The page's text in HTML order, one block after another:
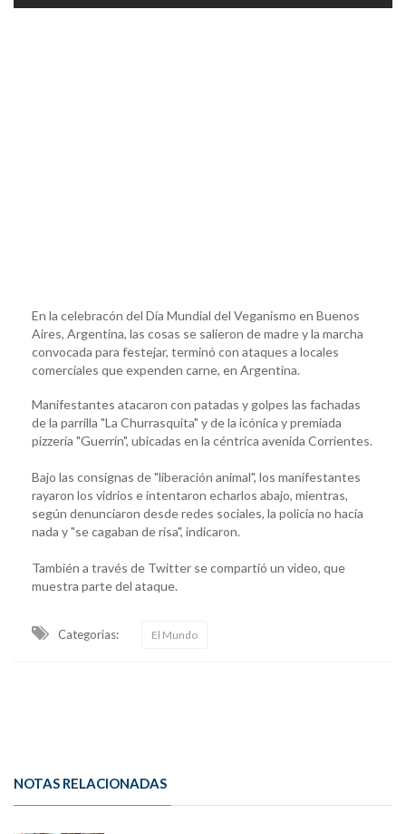
En la celebracón del Día Mundial del Veganismo en Buenos
Aires, Argentina, las cosas se salieron de madre y la marcha
convocada para festejar, terminó con ataques a locales
comerciales que expenden carne, en Argentina.
Manifestantes atacaron con patadas y golpes las fachadas
de la parrilla "La Churrasquita" y de la icónica y premiada
pizzería "Guerrín", ubicadas en la céntrica avenida Corrientes.
Bajo las consignas de "liberación animal", los manifestantes
rayaron los vidrios e intentaron echarlos abajo, mientras,
según denunciaron desde redes sociales, la policía no hacía
nada y "se cagaban de risa", indicaron.
También a través de Twitter se compartió un video, que
muestra parte del ataque.
Categorias: El Mundo
NOTAS RELACIONADAS